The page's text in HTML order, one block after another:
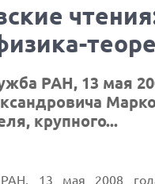
РАН, 13 мая
крупного...
РАН, 13 мая 2008